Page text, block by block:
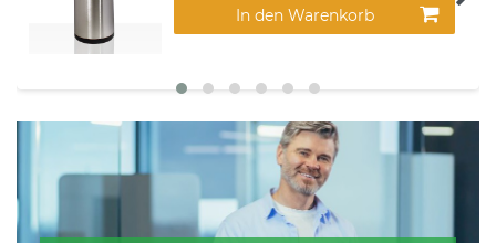
In den Warenkorb